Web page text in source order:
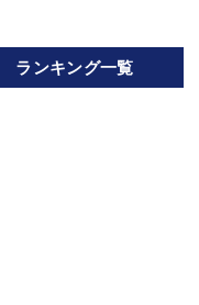
ランキング一覧